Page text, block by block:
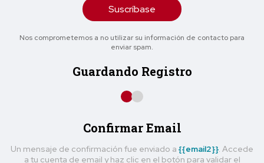
Suscríbase
Nos comprometemos a no utilizar su información de contacto para
enviar spam.
Guardando Registro
Confirmar Email
Un mensaje de confirmación fue enviado a {{email2}} . Accede
a tu cuenta de email y haz clic en el botón para validar el